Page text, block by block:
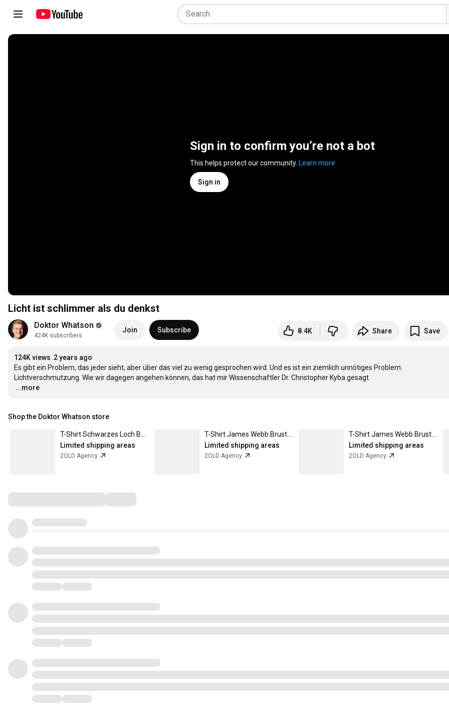
Sign in to confirm you’re not a bot
This helps protect our community. Learn more
Sign in
Licht ist schlimmer als du denkst
Doktor Whatson
424K subscribers
Join Subscribe 8.4K Share Save
124K views 2 years ago
Es gibt ein Problem, das jeder sieht, aber über das viel zu wenig gesprochen wird. Und es ist ein ziemlich unnötiges Problem:
…
...more
Shop the Doktor Whatson store
Limited shipping areas
2OLD Agency
Limited shipping areas
2OLD Agency
Limited shipping areas
2OLD Agency